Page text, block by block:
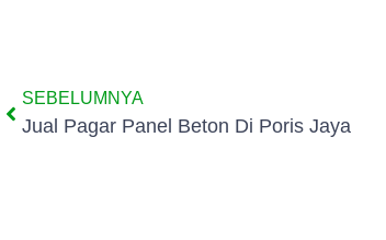
SEBELUMNYA
Jual Pagar Panel Beton Di Poris Jaya